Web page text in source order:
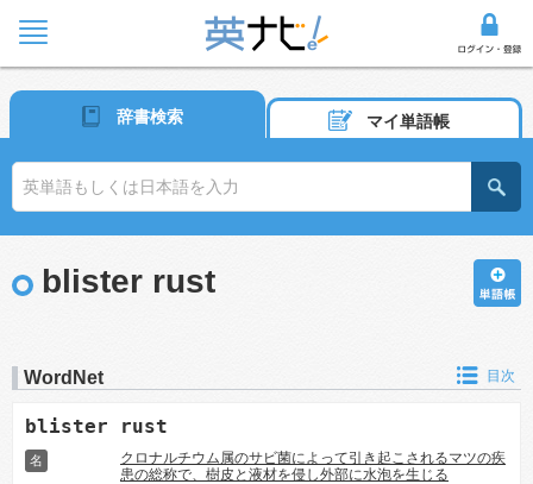
辞書検索 マイ単語帳
blister rust
WordNet 目次
blister rust
名
クロナルチウム属のサビ菌によって引き起こされるマツの疾
患の総称で、樹皮と液材を侵し外部に水泡を生じる